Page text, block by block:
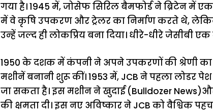
गया है। 1945 में, जोसेफ सिरिल बैमफोर्ड ने ब्रिटेन में
में वे कृषि उपकरण और ट्रेलर का निर्माण करते थे,
उन्हें जल्द ही लोकप्रिय बना दिया। धीरे-धीरे जेसीबी
1950 के दशक में कंपनी ने अपने उपकरणों की श्रेणी का
मशीनें बनानी शुरू कीं। 1953 में, JCB ने पहला लोडर
जा सकता है। इस मशीन ने खुदाई (Bulldozer
की क्षमता दी। इस नए अविष्कार ने JCB को वैश्विक